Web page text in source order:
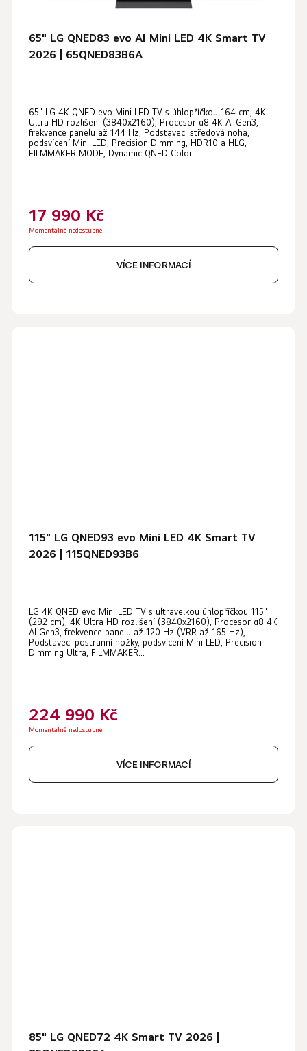
65" LG QNED83 evo AI Mini LED 4K Smart TV
2026 | 65QNED83B6A
65" LG 4K QNED evo Mini LED TV s úhlopříčkou 164 cm, 4K
Ultra HD rozlišení (3840x2160), Procesor α8 4K AI Gen3,
frekvence panelu až 144 Hz, Podstavec: středová noha,
podsvícení Mini LED, Precision Dimming, HDR10 a HLG,
FILMMAKER MODE, Dynamic QNED Color...
17 990 Kč
Momentálně nedostupné
VÍCE INFORMACÍ
115" LG QNED93 evo Mini LED 4K Smart TV
2026 | 115QNED93B6
LG 4K QNED evo Mini LED TV s ultravelkou úhlopříčkou 115"
(292 cm), 4K Ultra HD rozlišení (3840x2160), Procesor α8 4K
AI Gen3, frekvence panelu až 120 Hz (VRR až 165 Hz),
Podstavec: postranní nožky, podsvícení Mini LED, Precision
Dimming Ultra, FILMMAKER...
224 990 Kč
Momentálně nedostupné
VÍCE INFORMACÍ
85" LG QNED72 4K Smart TV 2026 |